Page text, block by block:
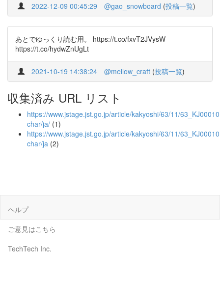
2022-12-09 00:45:29 @gao_snowboard (投稿一覧)
あとでゆっくり読む用。 https://t.co/fxvT2JVysW
https://t.co/hydwZnUgLt
2021-10-19 14:38:24 @mellow_craft (投稿一覧)
収集済み URL リスト
https://www.jstage.jst.go.jp/article/kakyoshi/63/11/
char/ja/ (1)
https://www.jstage.jst.go.jp/article/kakyoshi/63/11/
char/ja (2)
ヘルプ
ご意見はこちら
TechTech Inc.